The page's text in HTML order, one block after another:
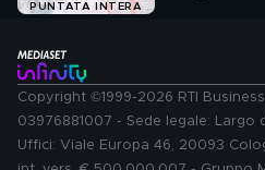
PUNTATA INTERA
Copyright ©1999-2026 RTI
03976881007 - Sede legale: Largo
Uffici: Viale Europa 46, 20093